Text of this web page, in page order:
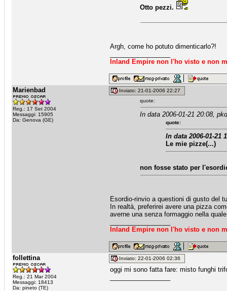
Otto pezzi.
Argh, come ho potuto dimenticarlo?!
Inland Empire non l'ho visto e non
Marienbad
Reg.: 17 Set 2004
Messaggi: 15905
Da: Genova (GE)
Inviato: 21-01-2006 22:27
quote:
In data 2006-01-21 20:08,
quote:
In data 2006-01-21
Le mie pizze(...)
non fosse stato per
Esordio-rinvio a questioni di gusto del
In realtà, preferirei avere una pizza
averne una senza formaggio nella
Inland Empire non l'ho visto e non
follettina
Reg.: 21 Mar 2004
Messaggi: 18413
Da: pineto (TE)
Inviato: 22-01-2006 02:36
oggi mi sono fatta fare: misto funghi